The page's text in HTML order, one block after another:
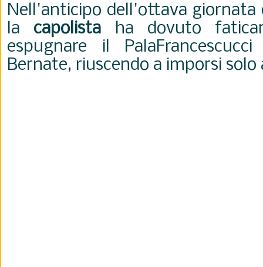
Nell'anticipo dell'ottava
la capolista ha dovuto
espugnare il
Bernate, riuscendo a imporsi